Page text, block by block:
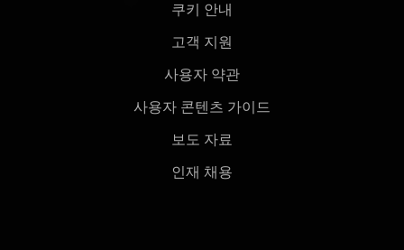
쿠키 안내
고객 지원
사용자 약관
사용자 콘텐츠 가이드
보도 자료
인재 채용